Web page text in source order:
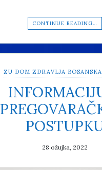
CONTINUE READING…
ZU DOM ZDRAVLJA
28 ožujka, 2022